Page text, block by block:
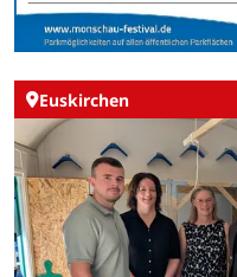
Euskirchen